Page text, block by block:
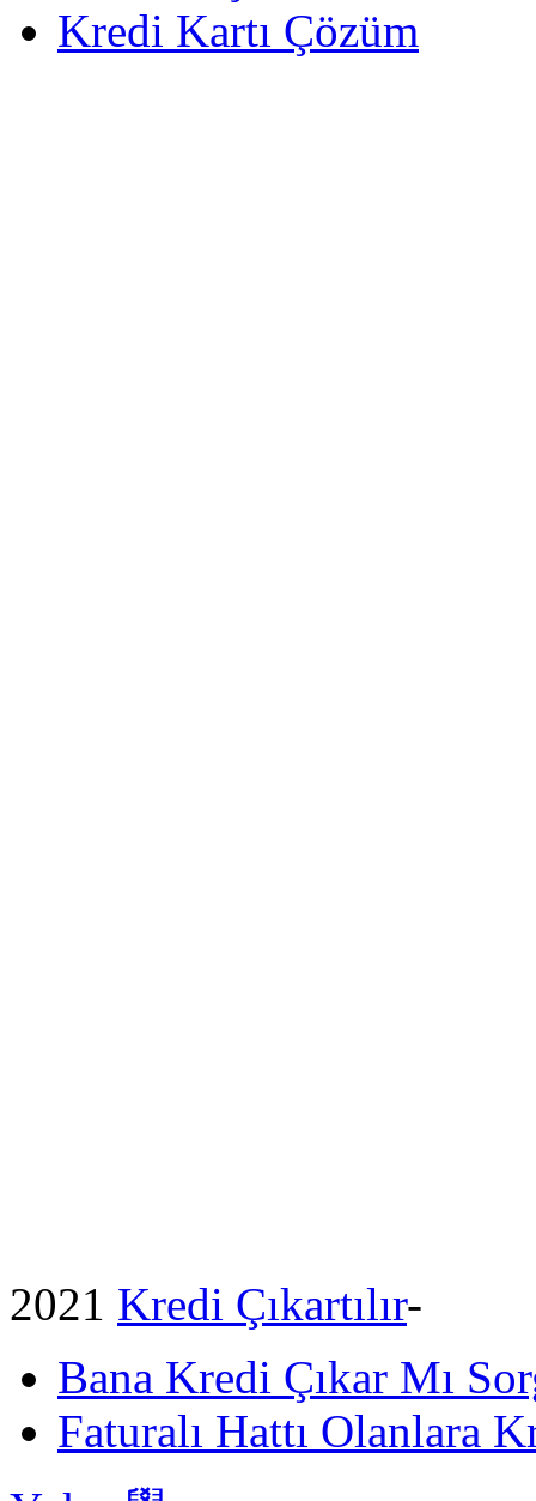
Kredi Kartı Çözüm
2021 Kredi Çıkartılır-
Bana Kredi Çıkar Mı
Faturalı Hattı Olanlara